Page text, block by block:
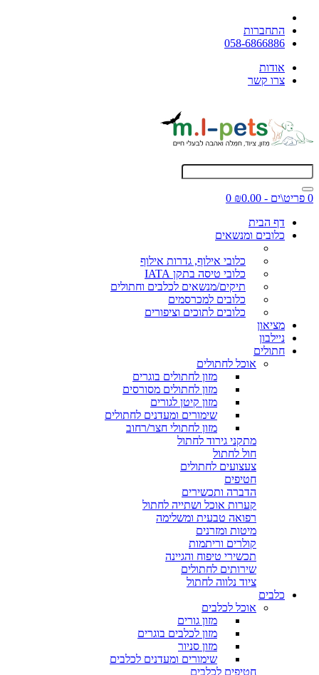
התחברות
058-6866886
אודות
צרו קשר
0 פריט\ים - ₪0.00
0
דף הבית
כלובים ומנשאים
כלובי אילוף, גדרות אילוף
כלובי טיסה בתקן IATA
תיקים/מנשאים לכלבים וחתולים
כלובים למכרסמים
כלובים לתוכים וציפורים
מציאון
ניילבון
חתולים
אוכל לחתולים
מזון לחתולים בוגרים
מזון לחתולים מסורסים
מזון קיטן לגורים
שימורים ומעדנים לחתולים
מזון לחתולי חצר/רחוב
מתקני גירוד לחתול
חול לחתול
צעצועים לחתולים
חטיפים
הדברה ותכשירים
קערות אוכל ושתייה לחתול
רפואה טבעית ומשלימה
מיטות ומזרנים
קולרים וריתמות
תכשירי טיפוח והגיינה
שירותים לחתולים
ציוד נלווה לחתול
כלבים
אוכל לכלבים
מזון גורים
מזון לכלבים בוגרים
מזון סניור
שימורים ומעדנים לכלבים
חטיפים לכלבים